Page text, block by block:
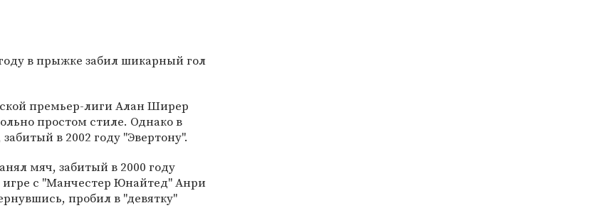
в прыжке забил шикарный гол
премьер-лиги Алан Ширер
простом стиле. Однако в
в 2002 году "Эвертону".
мяч, забитый в 2000 году
с "Манчестер Юнайтед" Анри
пробил в "девятку"